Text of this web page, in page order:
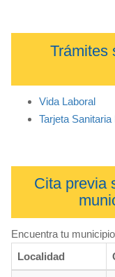
Trámites
Vida Laboral
Tarjeta Sanitaria
Cita previa
Encuentra tu
Localidad